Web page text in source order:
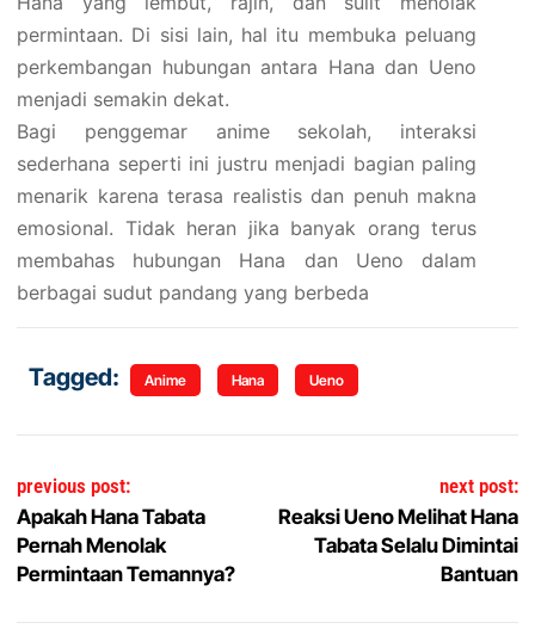
permintaan. Di sisi lain, hal itu membuka peluang
perkembangan hubungan antara Hana dan Ueno
menjadi semakin dekat.
Bagi penggemar anime sekolah, interaksi
sederhana seperti ini justru menjadi bagian paling
menarik karena terasa realistis dan penuh makna
emosional. Tidak heran jika banyak orang terus
membahas hubungan Hana dan Ueno dalam
berbagai sudut pandang yang berbeda
Tagged: Anime Hana Ueno
Navigasi pos
previous post:
Apakah Hana Tabata
Pernah Menolak
Permintaan Temannya?
next post:
Reaksi Ueno Melihat Hana
Tabata Selalu Dimintai
Bantuan